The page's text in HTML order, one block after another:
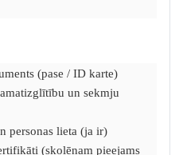
(pase / ID karte)
un sekmju
personas lieta (ja ir)
(skolēnam pieejams